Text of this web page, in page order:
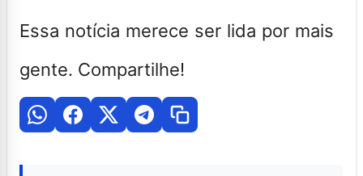
Essa notícia merece ser lida por mais
gente. Compartilhe!